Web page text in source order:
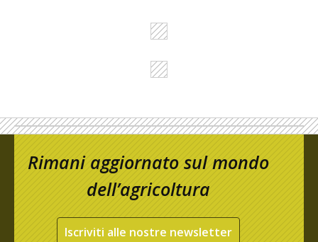
Rimani aggiornato sul mondo
dell’agricoltura
Iscriviti alle nostre newsletter